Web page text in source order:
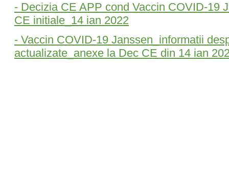
- Decizia CE APP cond Vaccin COVID-19
CE initiale_14 ian 2022
- Vaccin COVID-19 Janssen_informatii
actualizate_anexe la Dec CE din 14 ian